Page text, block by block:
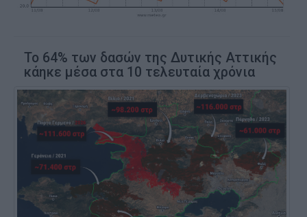
Το 64% των δασών της Δυτικής Αττικής
κάηκε μέσα στα 10 τελευταία χρόνια